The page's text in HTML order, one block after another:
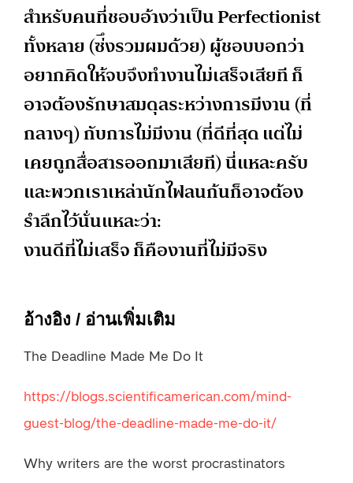
สำหรับคนที่ชอบอ้างว่าเป็น Perfectionist
ทั้งหลาย (ซ่ึงรวมผมด้วย) ผู้ชอบบอกว่า
อยากคิดให้จบจึงทำงานไม่เสร็จเสียที ก็
อาจต้องรักษาสมดุลระหว่างการมีงาน (ที่
กลางๆ) กับการไม่มีงาน (ที่ดีที่สุด แต่ไม่
เคยถูกสื่อสารออกมาเสียที) นี่แหละครับ
และพวกเราเหล่านักไฟลนก้นก็อาจต้อง
รำลึกไว้นั่นแหละว่า:
งานดีที่ไม่เสร็จ ก็คืองานที่ไม่มีจริง
อ้างอิง / อ่านเพิ่มเติม
The Deadline Made Me Do It
https://blogs.scientificamerican.com/mind-
guest-blog/the-deadline-made-me-do-it/
Why writers are the worst procrastinators